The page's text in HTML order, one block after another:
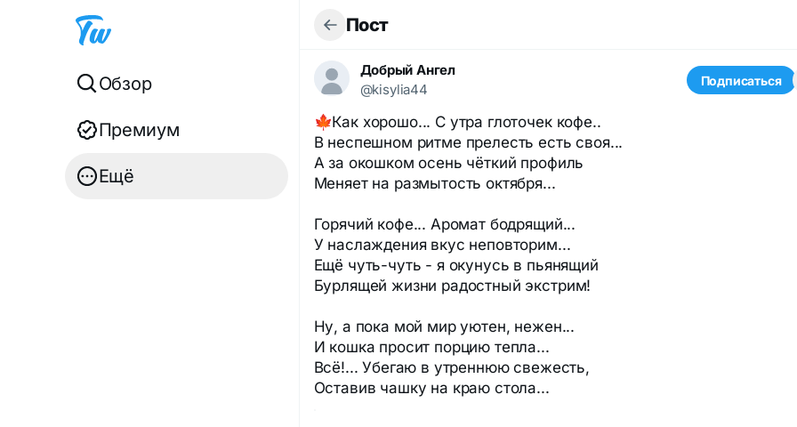
Обзор
Премиум
Ещё
Пост
Добрый Ангел
@kisylia44
Подписаться
🍁Как хорошо... С утра глоточек кофе..
В неспешном ритме прелесть есть своя...
А за окошком осень чёткий профиль
Меняет на размытость октября...
Горячий кофе... Аромат бодрящий...
У наслаждения вкус неповторим...
Ещё чуть-чуть - я окунусь в пьянящий
Бурлящей жизни радостный экстрим!
Ну, а пока мой мир уютен, нежен...
И кошка просит порцию тепла...
Всё!... Убегаю в утреннюю свежесть,
Оставив чашку на краю стола...